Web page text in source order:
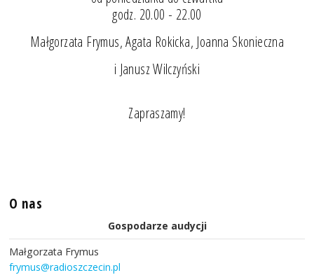
godz. 20.00 - 22.00
Małgorzata Frymus, Agata Rokicka, Joanna Skonieczna
i Janusz Wilczyński
Zapraszamy!
O nas
Gospodarze audycji
Małgorzata Frymus
frymus@radioszczecin.pl